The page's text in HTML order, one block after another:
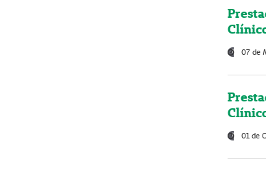
07 de
01 de